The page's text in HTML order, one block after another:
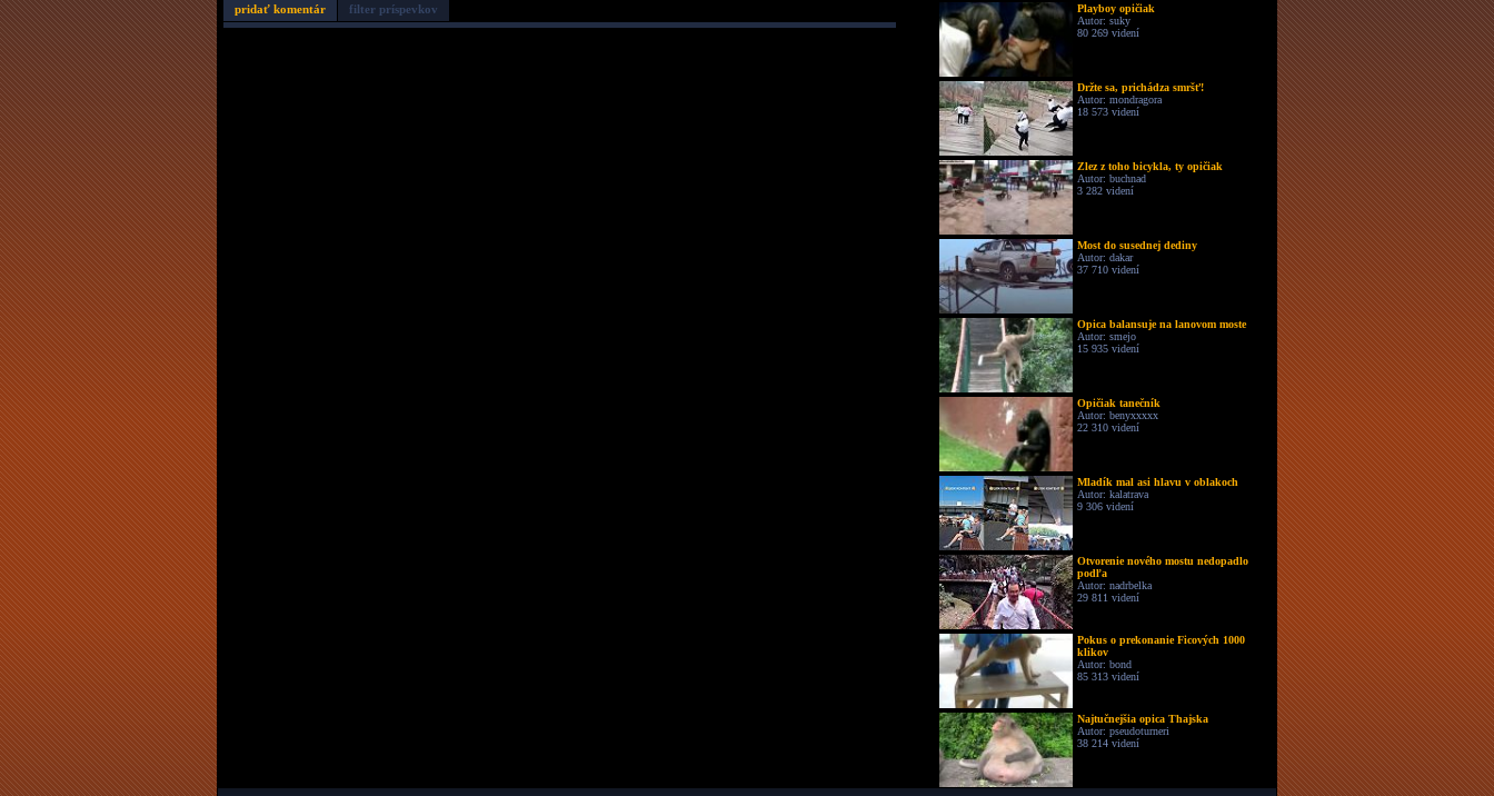
pridať komentár filter príspevkov
Playboy opičiak
Autor: suky
80 269 videní
Držte sa, prichádza smršť!
Autor: mondragora
18 573 videní
Zlez z toho bicykla, ty opičiak
Autor: buchnad
3 282 videní
Most do susednej dediny
Autor: dakar
37 710 videní
Opica balansuje na lanovom moste
Autor: smejo
15 935 videní
Opičiak tanečník
Autor: benyxxxxx
22 310 videní
Mladík mal asi hlavu v oblakoch
Autor: kalatrava
9 306 videní
Otvorenie nového mostu nedopadlo
podľa
Autor: nadrbelka
29 811 videní
Pokus o prekonanie Ficových 1000
klikov
Autor: bond
85 313 videní
Najtučnejšia opica Thajska
Autor: pseudoturneri
38 214 videní